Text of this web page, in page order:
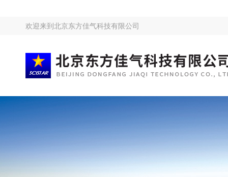
欢迎来到 北京东方佳气科技有限公司